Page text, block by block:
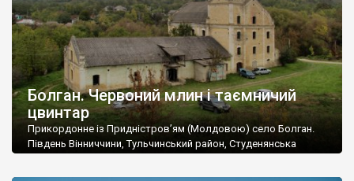
Болган. Червоний млин і таємничий
цвинтар
Прикордонне із Придністров’ям (Молдовою) село Болган.
Південь Вінниччини, Тульчинський район, Студенянська